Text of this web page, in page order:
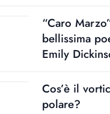
“Caro
bellissima
Emily
Cos’è il
polare?